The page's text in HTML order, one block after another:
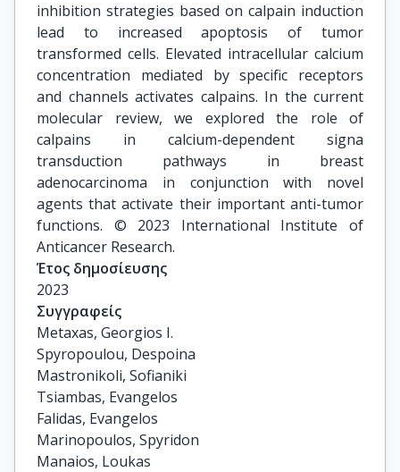
inhibition strategies based on calpain induction
lead to increased apoptosis of tumor
transformed cells. Elevated intracellular calcium
concentration mediated by specific receptors
and channels activates calpains. In the current
molecular review, we explored the role of
calpains in calcium-dependent signa
transduction pathways in breast
adenocarcinoma in conjunction with novel
agents that activate their important anti-tumor
functions. © 2023 International Institute of
Anticancer Research.
Έτος δημοσίευσης
2023
Συγγραφείς
Metaxas, Georgios I.
Spyropoulou, Despoina
Mastronikoli, Sofianiki
Tsiambas, Evangelos
Falidas, Evangelos
Marinopoulos, Spyridon
Manaios, Loukas